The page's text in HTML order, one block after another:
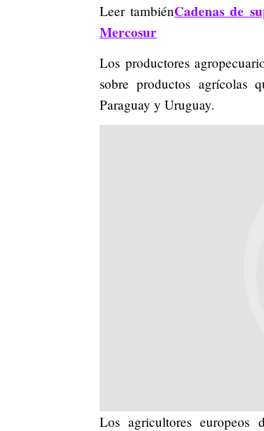
Leer tambiénCadenas de
Mercosur
Los productores
sobre productos
Paraguay y Uruguay.
Los agricultores europeos